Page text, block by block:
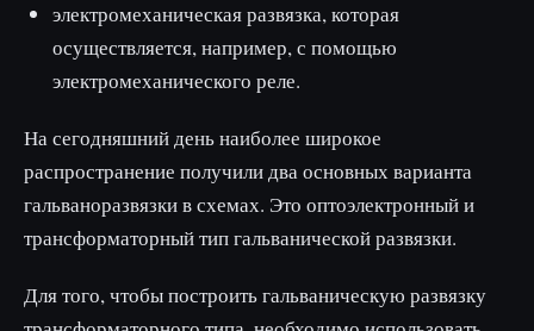
электромеханическая развязка, которая
осуществляется, например, с помощью
электромеханического реле.
На сегодняшний день наиболее широкое
распространение получили два основных варианта
гальваноразвязки в схемах. Это оптоэлектронный и
трансформаторный тип гальванической развязки.
Для того, чтобы построить гальваническую развязку